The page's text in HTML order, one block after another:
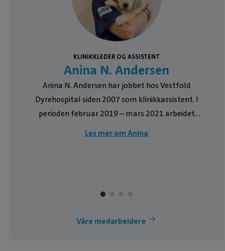
KLINIKKLEDER OG ASSISTENT
Anina N. Andersen
Anina N. Andersen har jobbet hos Vestfold
Dyrehospital siden 2007 som klinikkassistent. I
perioden februar 2019 – mars 2021 arbeidet
hun i vikariat som klinikkleder. Etter mange år
ernæring. I tillegg til interessen for ernæring
butikken. I det kliniske arbeidet med våre
Les mer om Anina
Våre medarbeidere